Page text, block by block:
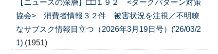
【ニュースの深層】□□１９２ <ダークパターン対策
協会> 消費者情報３２件 被害状況を注視／不明瞭
なサブスク情報目立つ（2026年3月19日号）('26/03/2
1) (1951)